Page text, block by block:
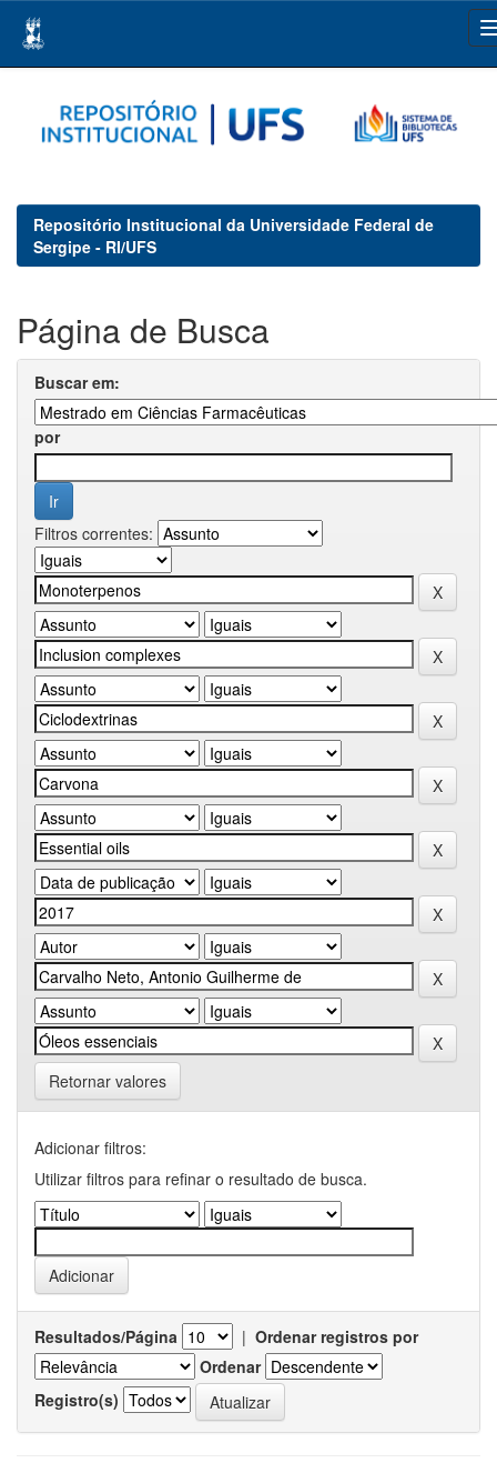
navigation
Repositório Institucional da Universidade Federal de
Sergipe - RI/UFS
Página de Busca
Buscar em:
por
Filtros correntes:
Retornar valores
Adicionar filtros:
Utilizar filtros para refinar o resultado de busca.
Resultados/Página | Ordenar registros por
Ordenar
Registro(s)